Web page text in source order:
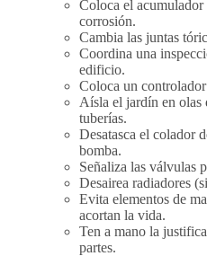
Coloca el acumulador
corrosión.
Cambia las juntas
Coordina una
edificio.
Coloca un
Aísla el jardín en olas
tuberías.
Desatasca el colador
bomba.
Señaliza las válvulas
Desairea radiadores
Evita elementos de
acortan la vida.
Ten a mano la
partes.